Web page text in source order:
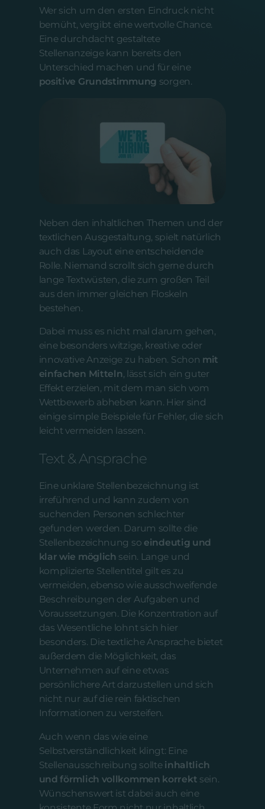
Wer sich um den ersten Eindruck nicht
bemüht, vergibt eine wertvolle Chance.
Eine durchdacht gestaltete
Stellenanzeige kann bereits den
Unterschied machen und für eine
positive Grundstimmung sorgen.
Neben den inhaltlichen Themen und der
textlichen Ausgestaltung, spielt natürlich
auch das Layout eine entscheidende
Rolle. Niemand scrollt sich gerne durch
lange Textwüsten, die zum großen Teil
aus den immer gleichen Floskeln
bestehen.
Dabei muss es nicht mal darum gehen,
eine besonders witzige, kreative oder
innovative Anzeige zu haben. Schon mit
einfachen Mitteln, lässt sich ein guter
Effekt erzielen, mit dem man sich vom
Wettbewerb abheben kann. Hier sind
einige simple Beispiele für Fehler, die sich
leicht vermeiden lassen.
Text & Ansprache
Eine unklare Stellenbezeichnung ist
irreführend und kann zudem von
suchenden Personen schlechter
gefunden werden. Darum sollte die
Stellenbezeichnung so eindeutig und
klar wie möglich sein. Lange und
komplizierte Stellentitel gilt es zu
vermeiden, ebenso wie ausschweifende
Beschreibungen der Aufgaben und
Voraussetzungen. Die Konzentration auf
das Wesentliche lohnt sich hier
besonders. Die textliche Ansprache bietet
außerdem die Möglichkeit, das
Unternehmen auf eine etwas
persönlichere Art darzustellen und sich
nicht nur auf die rein faktischen
Informationen zu versteifen.
Auch wenn das wie eine
Selbstverständlichkeit klingt: Eine
Stellenausschreibung sollte inhaltlich
und förmlich vollkommen korrekt sein.
Wünschenswert ist dabei auch eine